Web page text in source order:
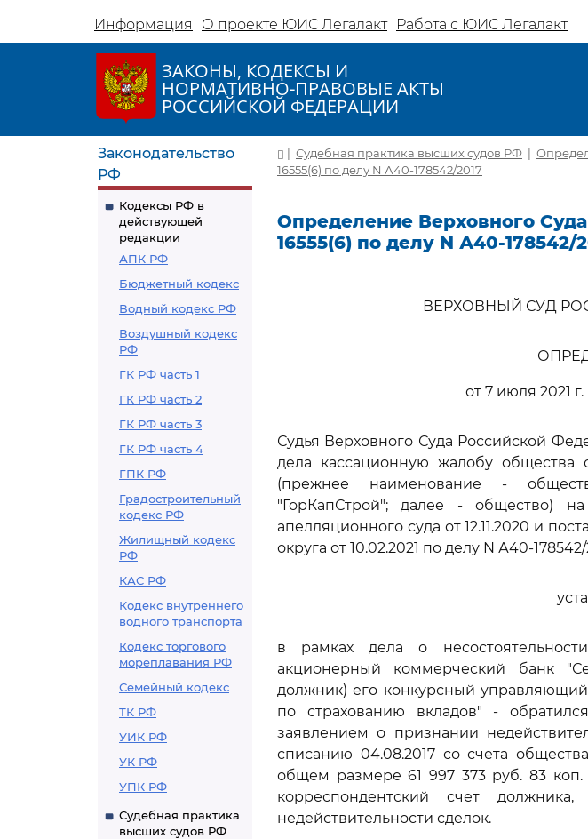
Информация О проекте ЮИС Легалакт Работа с ЮИС Легалакт
ЗАКОНЫ, КОДЕКСЫ И
НОРМАТИВНО-ПРАВОВЫЕ АКТЫ
РОССИЙСКОЙ ФЕДЕРАЦИИ
Законодательство
РФ
Кодексы РФ в
действующей
редакции
АПК РФ
Бюджетный кодекс
Водный кодекс РФ
Воздушный кодекс
РФ
ГК РФ часть 1
ГК РФ часть 2
ГК РФ часть 3
ГК РФ часть 4
ГПК РФ
Градостроительный
кодекс РФ
Жилищный кодекс
РФ
КАС РФ
Кодекс внутреннего
водного транспорта
Кодекс торгового
мореплавания РФ
Семейный кодекс
ТК РФ
УИК РФ
УК РФ
УПК РФ
Судебная практика
высших судов РФ
| Судебная практика высших судов РФ |
16555(6) по делу N А40-178542/2017
Определение Верховного
16555(6) по делу N А40-178542/
ВЕРХОВНЫЙ СУД
от 7 июля 2021
Судья Верховного Суда Российской
дела кассационную жалобу общества
(прежнее наименование -
"ГорКапСтрой"; далее - общество)
апелляционного суда от 12.11.2020 и
округа от 10.02.2021 по делу N А40-
в рамках дела о
акционерный коммерческий банк
должник) его конкурсный
по страхованию вкладов" -
заявлением о признании
списанию 04.08.2017 со счета
общем размере 61 997 373 руб. 83
корреспондентский счет
недействительности сделок.